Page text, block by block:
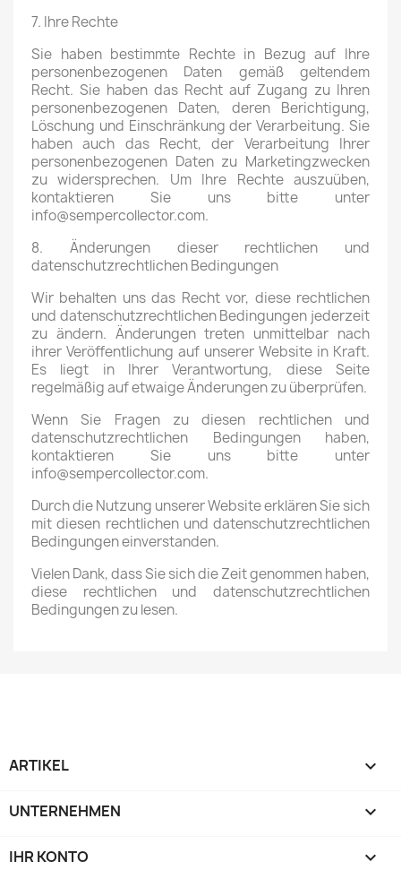
7. Ihre Rechte
Sie haben bestimmte Rechte in Bezug auf Ihre
personenbezogenen Daten gemäß geltendem
Recht. Sie haben das Recht auf Zugang zu Ihren
personenbezogenen Daten, deren Berichtigung,
Löschung und Einschränkung der Verarbeitung. Sie
haben auch das Recht, der Verarbeitung Ihrer
personenbezogenen Daten zu Marketingzwecken
zu widersprechen. Um Ihre Rechte auszuüben,
kontaktieren Sie uns bitte unter
info@sempercollector.com.
8. Änderungen dieser rechtlichen und
datenschutzrechtlichen Bedingungen
Wir behalten uns das Recht vor, diese rechtlichen
und datenschutzrechtlichen Bedingungen jederzeit
zu ändern. Änderungen treten unmittelbar nach
ihrer Veröffentlichung auf unserer Website in Kraft.
Es liegt in Ihrer Verantwortung, diese Seite
regelmäßig auf etwaige Änderungen zu überprüfen.
Wenn Sie Fragen zu diesen rechtlichen und
datenschutzrechtlichen Bedingungen haben,
kontaktieren Sie uns bitte unter
info@sempercollector.com.
Durch die Nutzung unserer Website erklären Sie sich
mit diesen rechtlichen und datenschutzrechtlichen
Bedingungen einverstanden.
Vielen Dank, dass Sie sich die Zeit genommen haben,
diese rechtlichen und datenschutzrechtlichen
Bedingungen zu lesen.
ARTIKEL 
UNTERNEHMEN 
IHR KONTO 